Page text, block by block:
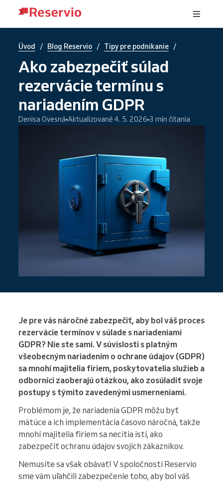
Úvod / Blog Reservio / Tipy pre podnikanie /
Ako zabezpečiť súlad
rezervácie termínu s
nariadením GDPR
Denisa Ovesná Aktualizované 4. 5. 2026 3 min čítania
Je pre vás náročné zabezpečiť, aby bol váš proces
rezervácie termínov v súlade s nariadeniami
GDPR? Nie ste sami. V súvislosti s platným
všeobecným nariadením o ochrane údajov (GDPR)
sa mnohí majitelia firiem, poskytovatelia služieb a
odborníci zaoberajú otázkou, ako zosúladiť svoje
postupy s týmito zavedenými usmerneniami.
Problémom je, že nariadenia GDPR môžu byť
mätúce a ich implementácia časovo náročná, takže
mnohí majitelia firiem sa necítia istí, ako
zabezpečiť ochranu údajov svojich zákazníkov.
Nemusíte sa však obávať! V spoločnosti Reservio
sme vám uľahčili zabezpečenie toho, aby bol váš